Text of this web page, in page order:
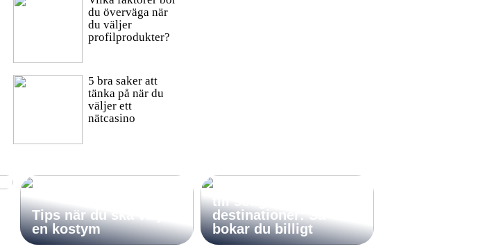
du överväga när
du väljer
profilprodukter?
5 bra saker att
tänka på när du
väljer ett
nätcasino
Tips när du ska välja
en kostym
Sista minuten-resor
till soliga
destinationer: Så
bokar du billigt